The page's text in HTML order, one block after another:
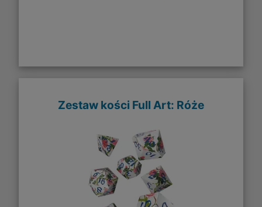
Zestaw kości Full Art: Róże